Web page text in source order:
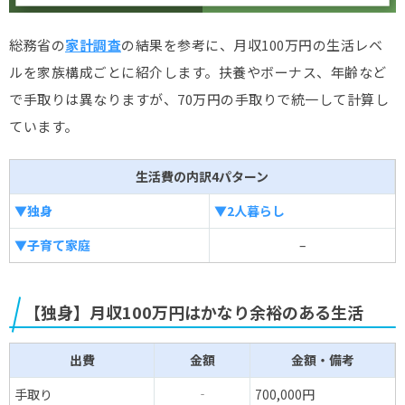
総務省の家計調査の結果を参考に、月収100万円の生活レベ
ルを家族構成ごとに紹介します。扶養やボーナス、年齢など
で手取りは異なりますが、70万円の手取りで統一して計算し
ています。
生活費の内訳4パターン
▼独身
▼2人暮らし
▼子育て家庭
–
【独身】月収100万円はかなり余裕のある生活
出費 金額
金額・備考
手取り
‐
700,000円